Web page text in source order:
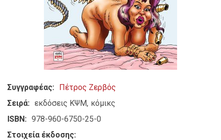
Συγγραφέας
Πέτρος Ζερβός
Σειρά
εκδόσεις ΚΨΜ κόμικς
ISBN
978-960-6750-25-0
Στοιχεία έκδοσης